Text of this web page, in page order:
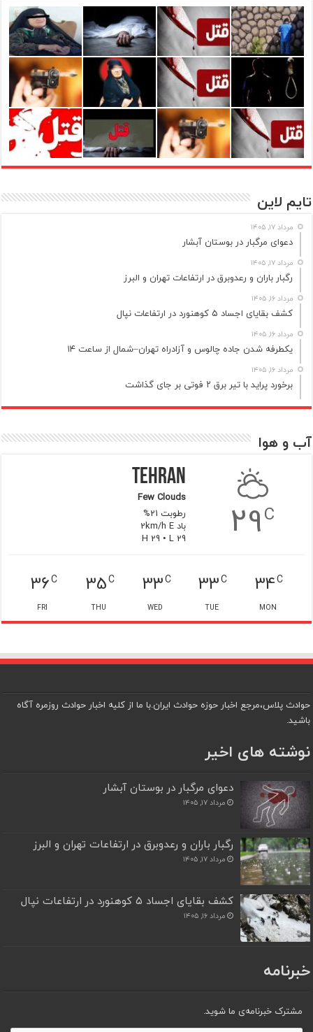
تایم لاین
مرداد ۱۷, ۱۴۰۵
دعوای مرگبار در بوستان آبشار
مرداد ۱۷, ۱۴۰۵
رگبار باران و رعدوبرق در ارتفاعات تهران و البرز
مرداد ۱۶, ۱۴۰۵
کشف بقایای اجساد ۵ کوهنورد در ارتفاعات نپال
مرداد ۱۶, ۱۴۰۵
یکطرفه شدن جاده چالوس و آزادراه تهران–شمال از ساعت ۱۴
مرداد ۱۶, ۱۴۰۵
برخورد پراید با تیر برق ۲ فوتی بر جای گذاشت
آب و هوا
29C
Tehran
Few Clouds
رطوبت 21%
باد 2km/h E
H 29 • L 29
34C
MON
33C
TUE
33C
WED
35C
THU
36C
FRI
حوادث پلاس،مرجع اخبار حوزه حوادث ایران.با ما از کلیه اخبار حوادث روزمره آگاه
باشید.
نوشته های اخیر
دعوای مرگبار در بوستان آبشار
مرداد ۱۷, ۱۴۰۵
رگبار باران و رعدوبرق در ارتفاعات تهران و البرز
مرداد ۱۷, ۱۴۰۵
کشف بقایای اجساد ۵ کوهنورد در ارتفاعات نپال
مرداد ۱۶, ۱۴۰۵
خبرنامه
مشترک خبرنامه‌ی ما شوید.